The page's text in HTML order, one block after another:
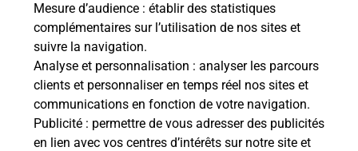
Mesure d’audience : établir des statistiques
complémentaires sur l’utilisation de nos sites et
suivre la navigation.
Analyse et personnalisation : analyser les parcours
clients et personnaliser en temps réel nos sites et
communications en fonction de votre navigation.
Publicité : permettre de vous adresser des publicités
en lien avec vos centres d’intérêts sur notre site et
Boîte aux lettres La Poste
Collecte du courrier aujourd'hui à 08h00
8 Rue De L Eglise
52150
Brainville Sur Meuse
Le lien s'ouvre dans un nouvel onglet